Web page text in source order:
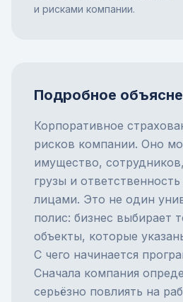
и рисками компании.
Подробное
Корпоративное
рисков компании. Оно
имущество,
грузы и
лицами. Это не один
полис: бизнес выбирает
объекты, которые
С чего начинается
Сначала компания
серьёзно повлиять на